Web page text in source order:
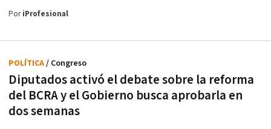
PoriProfesional
Diputados activó el debate sobre la reforma
del BCRA y el Gobierno busca aprobarla en
dos semanas
POLÍTICA/ Congreso